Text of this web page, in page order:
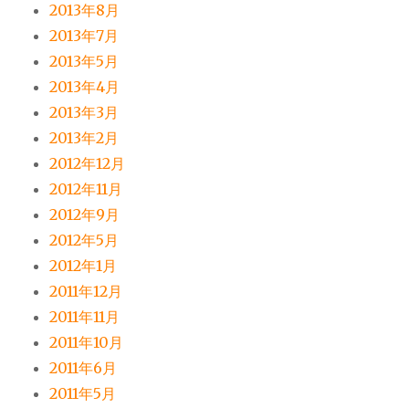
2013年8月
2013年7月
2013年5月
2013年4月
2013年3月
2013年2月
2012年12月
2012年11月
2012年9月
2012年5月
2012年1月
2011年12月
2011年11月
2011年10月
2011年6月
2011年5月